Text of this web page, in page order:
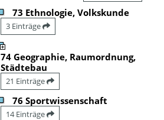
73 Ethnologie, Volkskunde
3 Einträge
74 Geographie, Raumordnung,
Städtebau
21 Einträge
76 Sportwissenschaft
14 Einträge